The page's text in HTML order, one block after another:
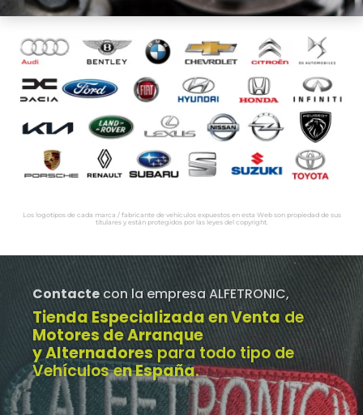
Los logotipos de cada marca / fabricante de vehículos expuestos en esta Web son propiedad de sus
titulares y están protegidos por las leyes del copyright.
Contacte con la empresa ALFETRONIC,
Tienda Especializada en Venta de
Motores de Arranque
y Alternadores para todo tipo de
Vehículos en España.